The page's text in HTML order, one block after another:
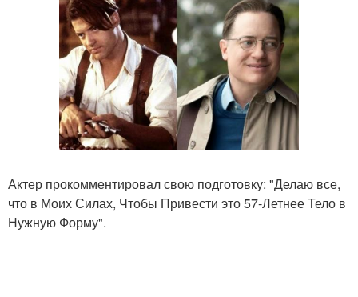
Актер прокомментировал свою подготовку: "Делаю все,
что в Моих Силах, Чтобы Привести это 57-Летнее Тело в
Нужную Форму".